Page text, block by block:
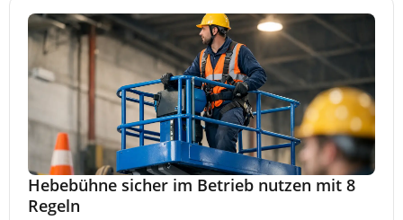
Hebebühne sicher im Betrieb nutzen mit 8
Regeln